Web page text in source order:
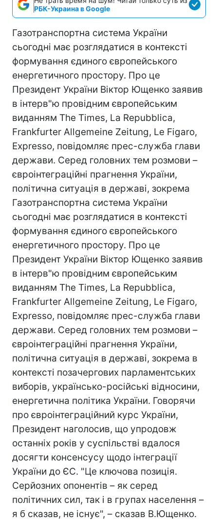
РБК-Украина в Google
Газотранспортна система України
сьогодні має розглядатися в контексті
формування єдиного європейського
енергетичного простору. Про це
Президент України Віктор Ющенко заявив
в інтерв"ю провідним європейським
виданням The Times, La Repubblica,
Frankfurter Allgemeine Zeitung, Le Figaro,
Expresso, повідомляє прес-служба глави
держави. Серед головних тем розмови –
євроінтеграційні прагнення України,
політична ситуація в державі, зокрема
Газотранспортна система України
сьогодні має розглядатися в контексті
формування єдиного європейського
енергетичного простору. Про це
Президент України Віктор Ющенко заявив
в інтерв"ю провідним європейським
виданням The Times, La Repubblica,
Frankfurter Allgemeine Zeitung, Le Figaro,
Expresso, повідомляє прес-служба глави
держави. Серед головних тем розмови –
євроінтеграційні прагнення України,
політична ситуація в державі, зокрема в
контексті позачергових парламентських
виборів, українсько-російські відносини,
енергетична політика України. Говорячи
про євроінтеграційний курс України,
Президент наголосив, що упродовж
останніх років у суспільстві вдалося
досягти консенсусу щодо інтеграції
України до ЄС. "Це ключова позиція.
Серйозних опонентів – як серед
політичних сил, так і в групах населення –
я б сказав, не існує", – сказав В.Ющенко.